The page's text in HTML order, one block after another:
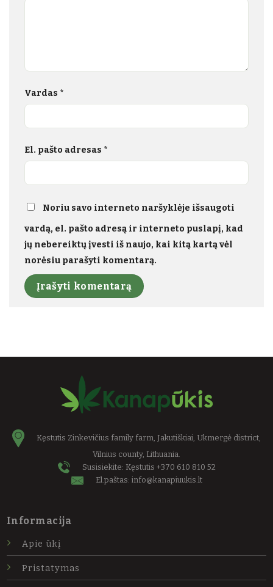
Vardas *
El. pašto adresas *
Noriu savo interneto naršyklėje išsaugoti
vardą, el. pašto adresą ir interneto puslapį, kad
jų nebereiktų įvesti iš naujo, kai kitą kartą vėl
norėsiu parašyti komentarą.
Kęstutis Zinkevičius family farm, Jakutiškiai, Ukmergė district,
Vilnius county, Lithuania.
Susisiekite: Kęstutis +370 610 810 52
El.paštas: info@kanapiuukis.lt
Informacija
Apie ūkį
Pristatymas